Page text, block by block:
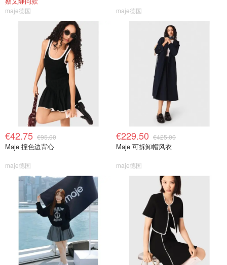
maje德国 maje德国
€42.75 €95.00
Maje 撞色边背心
maje德国
€229.50 €425.00
Maje 可拆卸帽风衣
maje德国